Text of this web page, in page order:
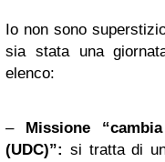
Io non sono
sia stata una
elenco:
– Missione
(UDC)”: si tratta di